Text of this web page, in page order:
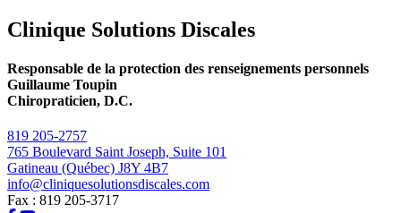
Clinique Solutions Discales
Responsable de la protection des renseignements personnels
Guillaume Toupin
Chiropraticien, D.C.
819 205-2757
765 Boulevard Saint Joseph, Suite 101
Gatineau (Québec) J8Y 4B7
info@cliniquesolutionsdiscales.com
Fax : 819 205-3717